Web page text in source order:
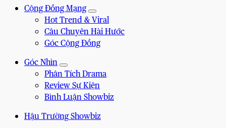
Cộng Đồng Mạng
Hot Trend & Viral
Câu Chuyện Hài Hước
Góc Cộng Đồng
Góc Nhìn
Phân Tích Drama
Review Sự Kiện
Bình Luận Showbiz
Hậu Trường Showbiz